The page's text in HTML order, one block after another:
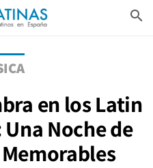
search
en los Latin
Noche de